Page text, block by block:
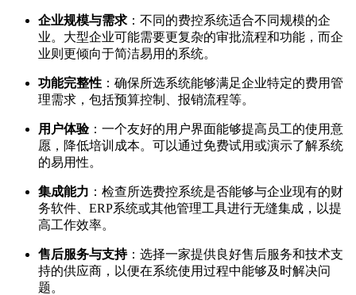
企业规模与需求 ：不同的费控系统适合不同规模的企
业。大型企业可能需要更复杂的审批流程和功能，而企
业则更倾向于简洁易用的系统。
功能完整性 ：确保所选系统能够满足企业特定的费用管
理需求，包括预算控制、报销流程等。
用户体验：一个友好的用户界面能够提高员工的使用意
愿，降低培训成本。可以通过免费试用或演示了解系统
的易用性。
集成能力 ：检查所选费控系统是否能够与企业现有的财
务软件、ERP系统或其他管理工具进行无缝集成，以提
高工作效率。
售后服务与支持：选择一家提供良好售后服务和技术支
持的供应商，以便在系统使用过程中能够及时解决问
题。